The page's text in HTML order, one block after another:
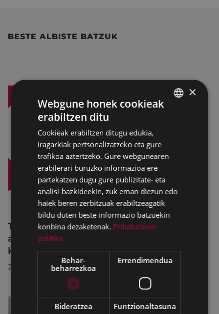
BESTE ALBISTE BATZUK
Trafiko-murrizketak Egogain kalean
abuztuaren 10etik abuztuaren 23ra,
konponketa-lanak direla-eta
2026/07/30
×
Webgune honek cookieak
erabiltzen ditu
Cookieak erabiltzen ditugu edukia,
iragarkiak pertsonalizatzeko eta gure
trafikoa aztertzeko. Gure webgunearen
erabilerari buruzko informazioa ere
partekatzen dugu gure publizitate- eta
analisi-bazkideekin, zuk eman diezun edo
haiek beren zerbitzuak erabiltzeagatik
bildu duten beste informazio batzuekin
konbina dezaketenak. Pribatutasun-
politika
Behar-
beharrezkoa
Errendimendua
Bideratzea Funtzionaltasuna